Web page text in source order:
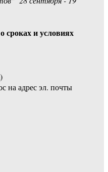
и условиях
на адрес эл. почты